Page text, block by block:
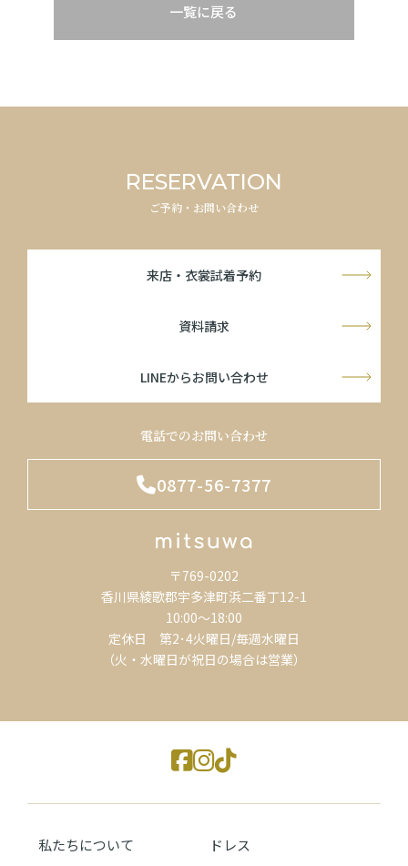
一覧に戻る
RESERVATION
ご予約・お問い合わせ
来店・衣裳試着予約
資料請求
LINEからお問い合わせ
電話でのお問い合わせ
0877-56-7377
〒769-0202
香川県綾歌郡宇多津町浜二番丁12-1
10:00～18:00
定休日 第2･4火曜日/毎週水曜日
（火・水曜日が祝日の場合は営業）
私たちについて ドレス